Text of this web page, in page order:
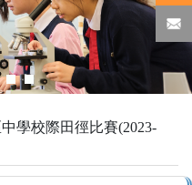
學校際田徑比賽(2023-